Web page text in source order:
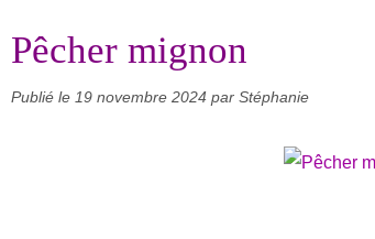
Pêcher mignon
Publié le 19 novembre 2024 par Stéphanie